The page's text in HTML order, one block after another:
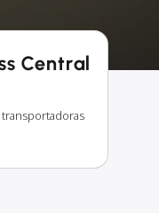
Central